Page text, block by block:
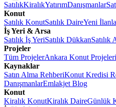
SatılıkKiralıkYatırımDanışmanlarSat
Konut
Satılık KonutSatılık DaireYeni
İş Yeri & Arsa
Satılık İş YeriSatılık DükkanSatılık
Projeler
Tüm ProjelerAnkara Konut Projeleri
Kaynaklar
Satın Alma RehberiKonut Kredisi
DanışmanlarEmlakjet Blog
Konut
Kiralık KonutKiralık DaireGünlük